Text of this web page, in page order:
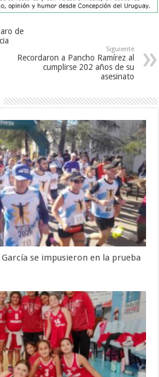
de
Siguiente
Recordaron a Pancho Ramírez al
cumplirse 202 años de su
asesinato
se impusieron en la prueba